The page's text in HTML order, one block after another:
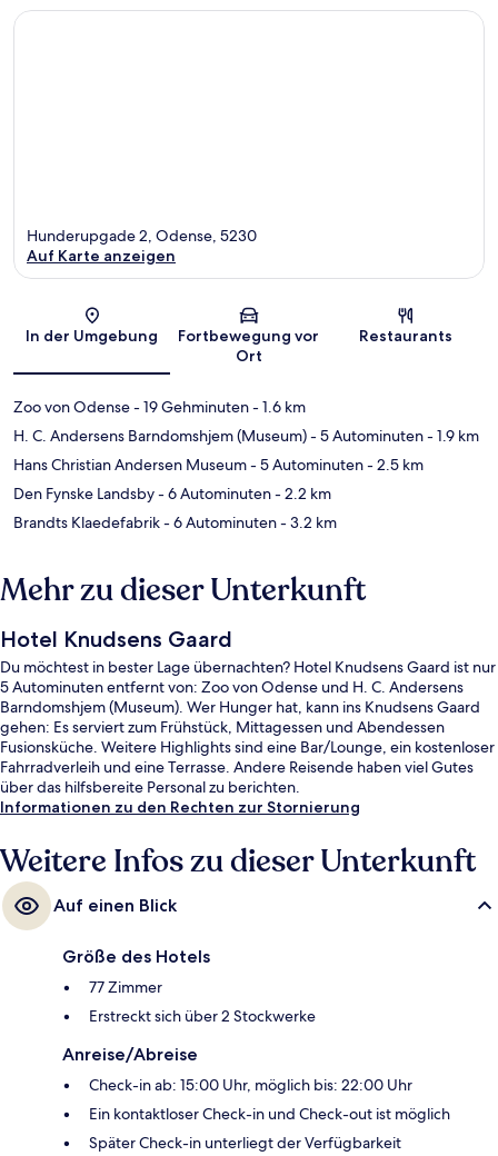
Karte
Hunderupgade 2, Odense, 5230
Auf Karte anzeigen
In der Umgebung
Fortbewegung vor
Ort
Restaurants
Zoo von Odense- 19 Gehminuten- 1.6 km
H. C. Andersens Barndomshjem (Museum)- 5 Autominuten- 1.9 km
Hans Christian Andersen Museum- 5 Autominuten- 2.5 km
Den Fynske Landsby- 6 Autominuten- 2.2 km
Brandts Klaedefabrik- 6 Autominuten- 3.2 km
Mehr zu dieser Unterkunft
Hotel Knudsens Gaard
Du möchtest in bester Lage übernachten? Hotel Knudsens Gaard ist nur
5 Autominuten entfernt von: Zoo von Odense und H. C. Andersens
Barndomshjem (Museum). Wer Hunger hat, kann ins Knudsens Gaard
gehen: Es serviert zum Frühstück, Mittagessen und Abendessen
Fusionsküche. Weitere Highlights sind eine Bar/Lounge, ein kostenloser
Fahrradverleih und eine Terrasse. Andere Reisende haben viel Gutes
über das hilfsbereite Personal zu berichten.
Informationen zu den Rechten zur Stornierung
Weitere Infos zu dieser Unterkunft
Auf einen Blick
Größe des Hotels
77 Zimmer
Erstreckt sich über 2 Stockwerke
Anreise/Abreise
Check-in ab: 15:00 Uhr, möglich bis: 22:00 Uhr
Ein kontaktloser Check-in und Check-out ist möglich
Später Check-in unterliegt der Verfügbarkeit